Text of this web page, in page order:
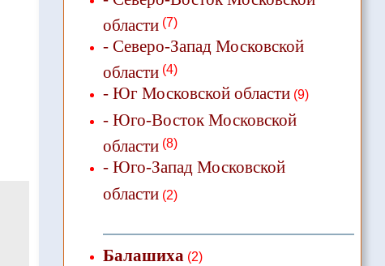
области(7)
- Северо-Запад Московской
области(4)
- Юг Московской области(9)
- Юго-Восток Московской
области(8)
- Юго-Запад Московской
области(2)
Балашиха(2)